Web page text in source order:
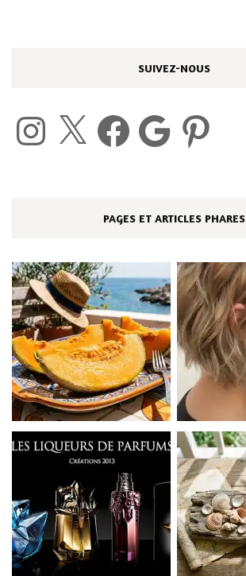
SUIVEZ-NOUS
Instagram Facebook Google Pinterest
PAGES ET ARTICLES PHARES